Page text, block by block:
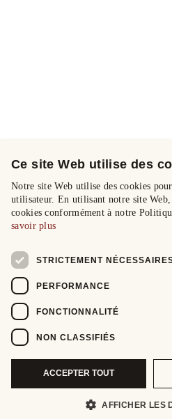
Ce site Web utilise des
Notre site Web utilise des cookies
utilisateur. En utilisant notre site Web,
cookies conformément à notre
savoir plus
STRICTEMENT
PERFORMANCE
FONCTIONNALITÉ
NON CLASSIFIÉS
ACCEPTER TOUT
AFFICHER LES